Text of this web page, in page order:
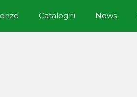
Cataloghi News